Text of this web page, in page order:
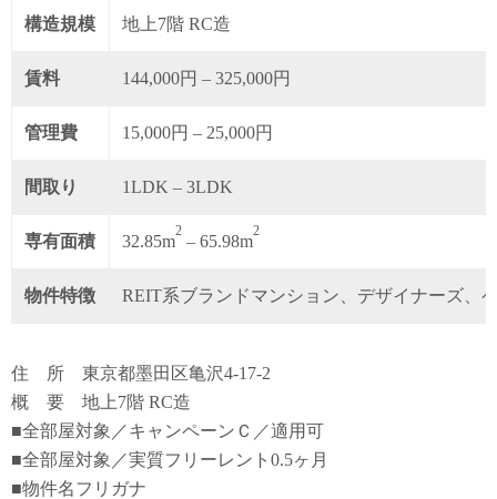
構造規模 地上7階 RC造
賃料 144,000円 – 325,000円
管理費 15,000円 – 25,000円
間取り 1LDK – 3LDK
専有面積 32.85m
2
– 65.98m
2
物件特徴 REIT系ブランドマンション、デザイナーズ、
住 所 東京都墨田区亀沢4-17-2
概 要 地上7階 RC造
■全部屋対象／キャンペーンＣ／適用可
■全部屋対象／実質フリーレント0.5ヶ月
■物件名フリガナ